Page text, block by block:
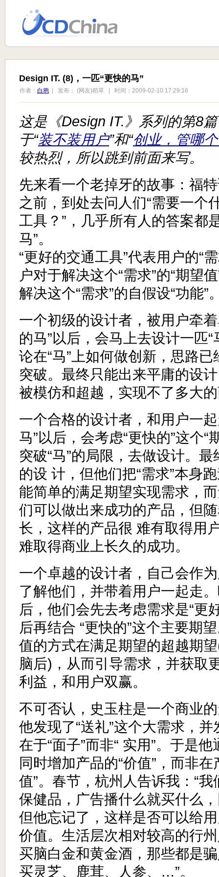
Design IT. (8)，一匹“更快的马”
作者： 白鸦 | 发布： (网友)稻草 | 时间：2009-02-10 17:29:16
这是《Design IT.》系列的第8
于“装不装用户”和“创业，管哪
较热烈，所以跳到前面来写。
先来看一个老掉牙的故事：福
之前，到处去问人们“需要一个
工具？”，几乎所有人的答案都
马”。
“更好的交通工具”代表用户的“
户对于解决这个“需求”的“期望
解决这个“需求”的自假设“功能”
一个初级的设计者，被用户牵
的马”以后，会马上去设计一匹
论在“马”上如何做创新，思路
突破。最终只能出来平庸的设
被模仿和超越，实现不了多大
一个合格的设计者，和用户一
马”以后，会考虑“更快的”这个“
突破“马”的局限，去做设计。
的设 计，但他们把“需求”本身
能简单的满足期望实现需求，
们可以做出来成功的产品，但
长，这样的产品很 难有取得用
难取得商业上长久的成功。
一个卓越的设计者，自己会作
了解他们，并带着用户一起走
后，他们会先去考虑需求是“更
后再结合 “更快的”这个主要期
值的方式在满足期望的超越期
脑后)，从而引导需求，并获取
利益，和用户双赢。
不可否认，史玉柱是一个商业
他发现了“送礼”这个大需求，
在于“面子”而非“ 实用”。于是
同时增加产品的“价值”，而非
值”。春节，杭州人告诉我：“
保健品，广告播什么就买什么
但他忘记了，这样是否可以给
价值。生活层次相对较高的行
买脑白金和黄金酒，那些都是
买灵芝、鹿茸、人参、…”。